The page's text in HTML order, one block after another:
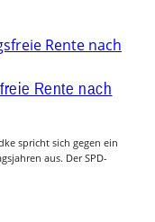
Rente nach
spricht sich gegen ein
aus. Der SPD-